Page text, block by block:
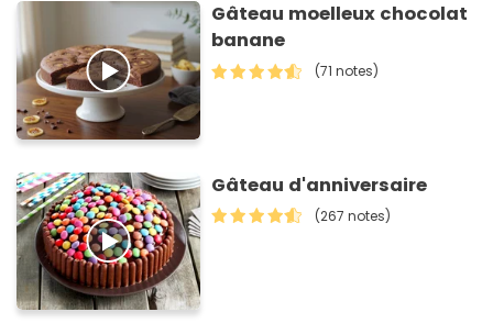
Gâteau moelleux chocolat
banane
(71 notes)
Gâteau d'anniversaire
(267 notes)